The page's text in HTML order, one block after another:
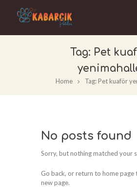
Tag: Pet
Home Tag: Pet kuaför
No posts found
Sorry, but nothing matched your
Go back, or return to home page
new page.